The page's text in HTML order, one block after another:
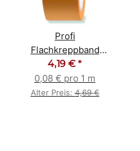
Profi
Flachkreppband
Goldband 50mm x
50m
4,19 €*
0,08 € pro 1 m
Alter Preis:4,69 €